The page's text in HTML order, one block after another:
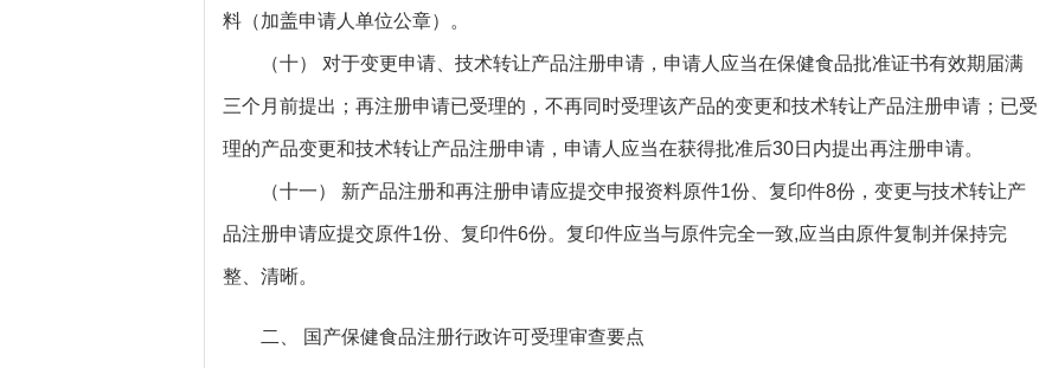
料（加盖申请人单位公章）。
（十） 对于变更申请、技术转让产品注册申请，申请人应当在保健食品批准证书有效期届满
三个月前提出；再注册申请已受理的，不再同时受理该产品的变更和技术转让产品注册申请；已受
理的产品变更和技术转让产品注册申请，申请人应当在获得批准后30日内提出再注册申请。
（十一） 新产品注册和再注册申请应提交申报资料原件1份、复印件8份，变更与技术转让产
品注册申请应提交原件1份、复印件6份。复印件应当与原件完全一致,应当由原件复制并保持完
整、清晰。
二、 国产保健食品注册行政许可受理审查要点